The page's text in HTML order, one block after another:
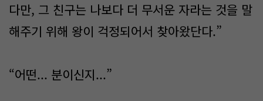
다만, 그 친구는 나보다 더 무서운 자라는 것을 말
해주기 위해 왕이 걱정되어서 찾아왔단다.”
“어떤... 분이신지...”